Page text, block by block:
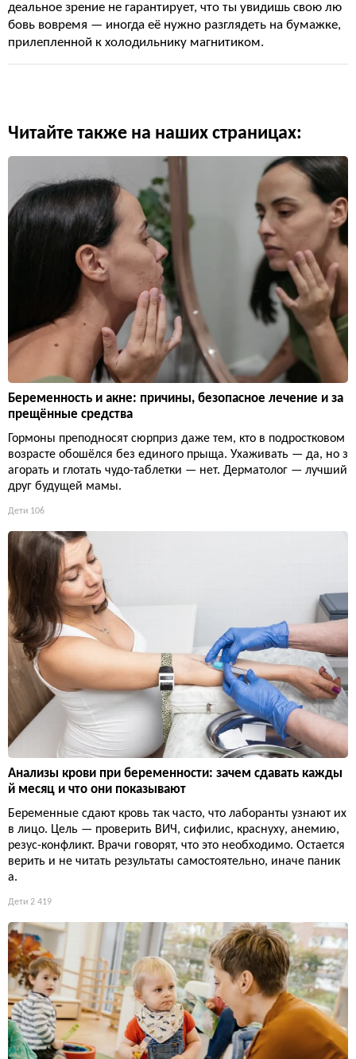
деальное зрение не гарантирует, что ты увидишь свою лю
бовь вовремя — иногда её нужно разглядеть на бумажке,
прилепленной к холодильнику магнитиком.
Читайте также на наших страницах:
Беременность и акне: причины, безопасное лечение и за
прещённые средства
Гормоны преподносят сюрприз даже тем, кто в подростковом
возрасте обошёлся без единого прыща. Ухаживать — да, но з
агорать и глотать чудо-таблетки — нет. Дерматолог — лучший
друг будущей мамы.
Дети 106
Анализы крови при беременности: зачем сдавать кажды
й месяц и что они показывают
Беременные сдают кровь так часто, что лаборанты узнают их
в лицо. Цель — проверить ВИЧ, сифилис, краснуху, анемию,
резус-конфликт. Врачи говорят, что это необходимо. Остается
верить и не читать результаты самостоятельно, иначе паник
а.
Дети 2 419